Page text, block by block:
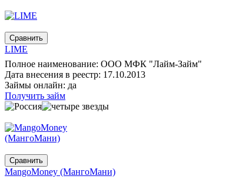
LIME
Полное наименование: ООО МФК "Лайм-Займ"
Дата внесения в реестр: 17.10.2013
Займы онлайн: да
Получить займ
MangoMoney (МангоМани)